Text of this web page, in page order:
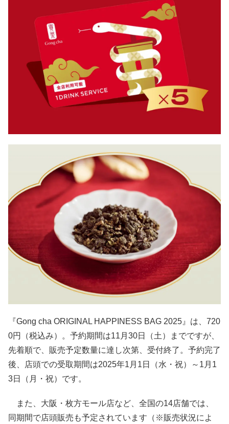
『Gong cha ORIGINAL HAPPINESS BAG 2025』は、720
0円（税込み）。予約期間は11月30日（土）までですが、
先着順で、販売予定数量に達し次第、受付終了。予約完了
後、店頭での受取期間は2025年1月1日（水・祝）～1月1
3日（月・祝）です。
また、大阪・枚方モール店など、全国の14店舗では、
同期間で店頭販売も予定されています（※販売状況によ